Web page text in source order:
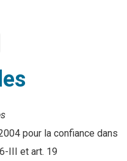
pour la confiance dans
III et art. 19